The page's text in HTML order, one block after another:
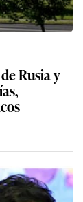
Rusia y